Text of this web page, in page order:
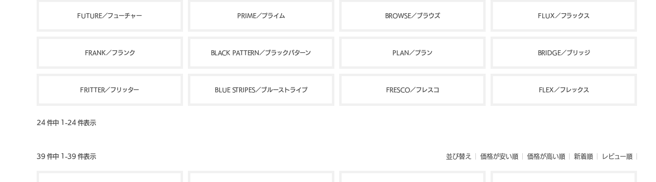
FUTURE／フューチャー PRIME／プライム BROWSE／ブラウズ FLUX／フラックス
FRANK／フランク BLACK PATTERN／ブラックパターン PLAN／プラン BRIDGE／ブリッジ
FRITTER／フリッター BLUE STRIPES／ブルーストライプ FRESCO／フレスコ FLEX／フレックス
24 件中 1-24 件表示
並び替え 価格が安い順 価格が高い順 新着順 レビュー順
39 件中 1-39 件表示